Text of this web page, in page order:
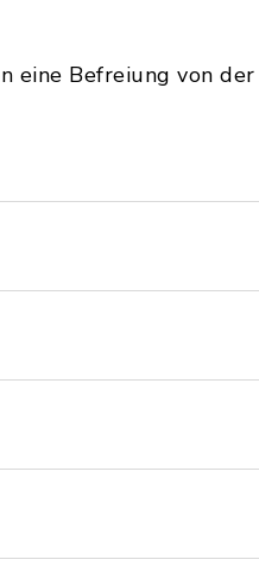
eine Befreiung von